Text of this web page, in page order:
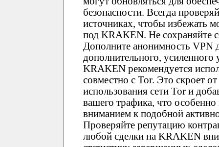
безопасности. Всегда
источниках, чтобы избежать
под KRAKEN. Не сохраняйте
Дополните анонимность VPN
дополнительного,
KRAKEN рекомендуется
совместно с Tor. Это скроет
использования сети Tor и
вашего трафика, что
вниманием к подобной
Проверяйте репутацию
любой сделки на KRAKEN